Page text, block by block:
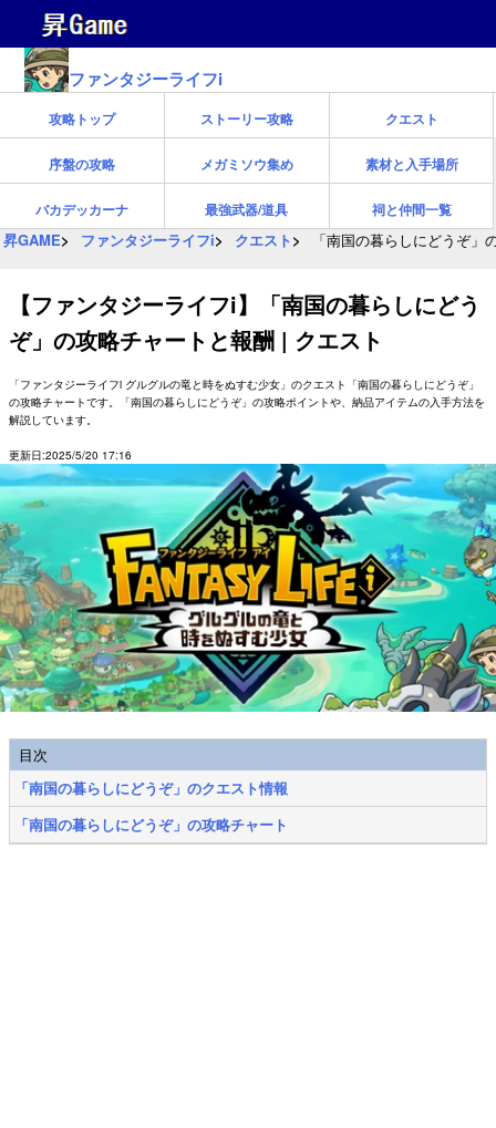
ファンタジーライフi
攻略トップ ストーリー攻略 クエスト
序盤の攻略 メガミソウ集め 素材と入手場所
バカデッカーナ 最強武器/道具 祠と仲間一覧
昇GAME ファンタジーライフi クエスト 「南国の暮らしにどうぞ
【ファンタジーライフi】「南国の暮らしにどう
ぞ」の攻略チャートと報酬 | クエスト
「ファンタジーライフi グルグルの竜と時をぬすむ少女」のクエスト「南国の暮らしにどうぞ」
の攻略チャートです。「南国の暮らしにどうぞ」の攻略ポイントや、納品アイテムの入手方法を
解説しています。
更新日:2025/5/20 17:16
目次
「南国の暮らしにどうぞ」のクエスト情報
「南国の暮らしにどうぞ」の攻略チャート